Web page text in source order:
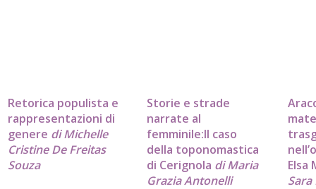
Retorica populista e
rappresentazioni di
genere di Michelle
Cristine De Freitas
Souza
Storie e strade
narrate al
femminile:Il caso
della toponomastica
di Cerignola di Maria
Grazia Antonelli
Elsa